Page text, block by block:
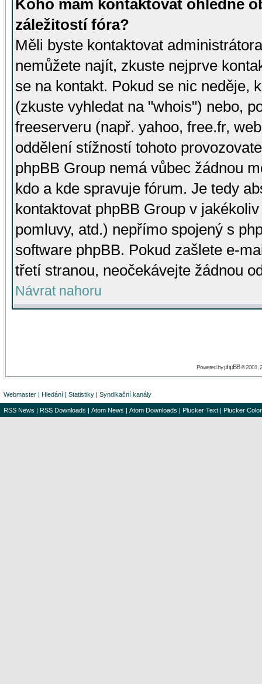
Koho mám kontaktovat ohledně
záležitostí fóra?
Měli byste kontaktovat
nemůžete najít, zkuste nejprve
se na kontakt. Pokud se nic neděje,
(zkuste vyhledat na "whois") nebo,
freeserveru (např. yahoo, free.fr,
oddělení stížností tohoto
phpBB Group nemá vůbec žádnou
kdo a kde spravuje fórum. Je tedy
kontaktovat phpBB Group v
pomluvy, atd.) nepřímo spojený s
software phpBB. Pokud zašlete e-
třetí stranou, neočekávejte žádnou
Návrat nahoru
Powered byphpBB© 2001,
Webmaster | Hledání | Statistiky | Syndikační kanály
RSS News | RSS Downloads | Atom News | Atom Downloads | Plucker Text | Plucker Color